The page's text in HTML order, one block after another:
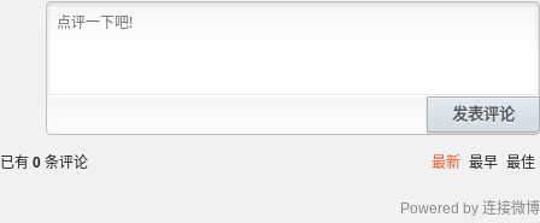
发表评论
已有 0 条评论 最新 最早 最佳
Powered by 连接微博